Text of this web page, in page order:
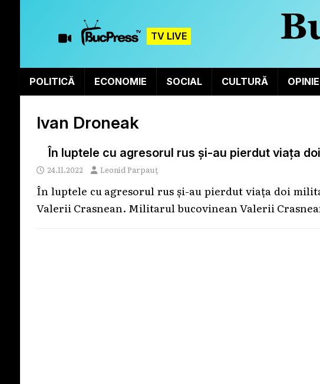
TV LIVE
POLITICĂ ECONOMIE SOCIAL CULTURĂ OPINIE
Ivan Droneak
În luptele cu agresorul rus și-au pierdut viața
24.11.2022 Leonid Parpauț
În luptele cu agresorul rus și-au pierdut viața doi
Valerii Crasnean. Militarul bucovinean Valerii